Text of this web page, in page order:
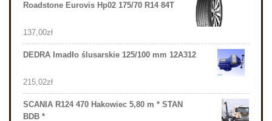
Roadstone Eurovis Hp02 175/70 R14 84T
137,00zł
DEDRA Imadło ślusarskie 125/100 mm 12A312
215,02zł
SCANIA R124 470 Hakowiec 5,80 m * STAN
BDB *